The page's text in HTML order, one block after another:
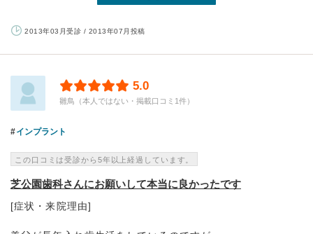
2013年03月受診 / 2013年07月投稿
5.0
雛鳥（本人ではない・掲載口コミ1件）
インプラント
この口コミは受診から5年以上経過しています。
芝公園歯科さんにお願いして本当に良かったです
[症状・来院理由]